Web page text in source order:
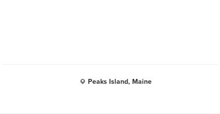
Peaks Island, Maine